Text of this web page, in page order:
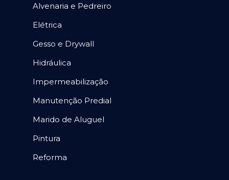
Alvenaria e Pedreiro
Elétrica
Gesso e Drywall
Hidráulica
Impermeabilização
Manutenção Predial
Marido de Aluguel
Pintura
Reforma